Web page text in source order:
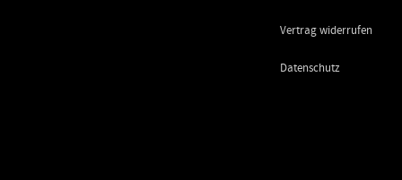
Vertrag widerrufen
Datenschutz